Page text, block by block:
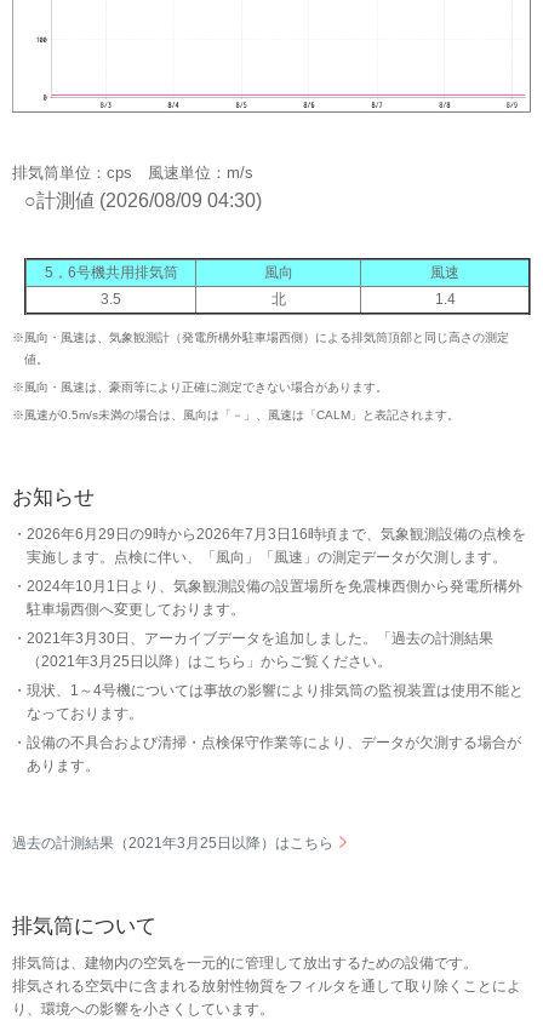
排気筒単位：cps 風速単位：m/s
○計測値 (2026/08/09 04:30)
5，6号機共用排気筒 風向
風速
3.5
北 1.4
※風向・風速は、気象観測計（発電所構外駐車場西側）による排気筒頂部と同じ高さの測定
値。
※風向・風速は、豪雨等により正確に測定できない場合があります。
※風速が0.5m/s未満の場合は、風向は「－」、風速は「CALM」と表記されます。
お知らせ
2026年6月29日の9時から2026年7月3日16時頃まで、気象観測設備の点検を
実施します。点検に伴い、「風向」「風速」の測定データが欠測します。
2024年10月1日より、気象観測設備の設置場所を免震棟西側から発電所構外
駐車場西側へ変更しております。
2021年3月30日、アーカイブデータを追加しました。「過去の計測結果
（2021年3月25日以降）はこちら」からご覧ください。
現状、1～4号機については事故の影響により排気筒の監視装置は使用不能と
なっております。
設備の不具合および清掃・点検保守作業等により、データが欠測する場合が
あります。
過去の計測結果（2021年3月25日以降）はこちら
排気筒について
排気筒は、建物内の空気を一元的に管理して放出するための設備です。
排気される空気中に含まれる放射性物質をフィルタを通して取り除くことによ
り、環境への影響を小さくしています。